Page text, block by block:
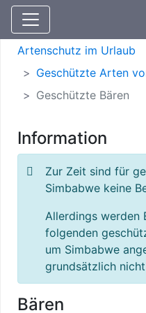
Artenschutz im Urlaub
Geschützte Arten
Geschützte Bären
Information
Zur Zeit sind für
Simbabwe keine
Allerdings werden
folgenden
um Simbabwe
grundsätzlich
Bären